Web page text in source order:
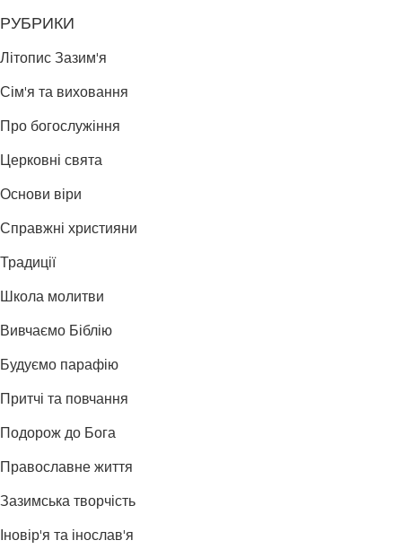
РУБРИКИ
Літопис Зазим'я
Сім'я та виховання
Про богослужіння
Церковні свята
Основи віри
Справжні християни
Традиції
Школа молитви
Вивчаємо Біблію
Будуємо парафію
Притчі та повчання
Подорож до Бога
Православне життя
Зазимська творчість
Іновір'я та інослав'я